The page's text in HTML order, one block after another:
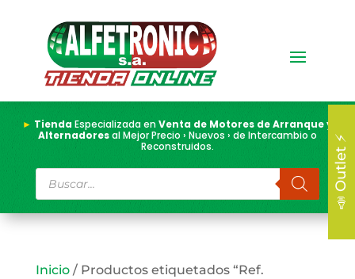
► TiendaEspecializada enVenta de Motores de Arranque y
Alternadoresal Mejor Precio › Nuevos › de Intercambio o
Reconstruidos.
Búsqueda
de
productos
Inicio/ Productos etiquetados “Ref.
📣 Outlet ⚡